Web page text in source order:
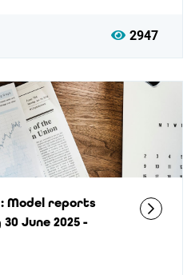
2947
: Model reports
June 2025 -